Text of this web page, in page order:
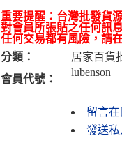
重要提醒：台灣批發貨
對會員所張貼之任何訊
任何交易都有風險，請
分類：
居家百貨
會員代號：
lubenson
留言
發送私